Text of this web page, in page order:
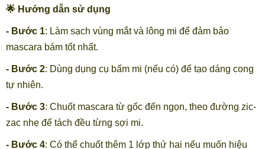
🌟 Hướng dẫn sử dụng
- Bước 1: Làm sạch vùng mắt và lông mi để đảm bảo
mascara bám tốt nhất.
- Bước 2: Dùng dụng cụ bấm mi (nếu có) để tạo dáng cong
tự nhiên.
- Bước 3: Chuốt mascara từ gốc đến ngọn, theo đường zic-
zac nhẹ để tách đều từng sợi mi.
- Bước 4: Có thể chuốt thêm 1 lớp thứ hai nếu muốn hiệu